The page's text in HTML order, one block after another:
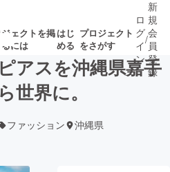
ェクトを掲
には
はじ
める
プロジェクト
をさがす
募集終了が近いプ
ロジェクト
ロ
グ
イ
ン
/
新
規
会
員
登
録
アスを沖縄県嘉手
世界に。
ファッション 沖縄県